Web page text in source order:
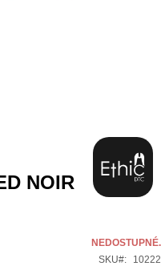
NOIR
NEDOSTUPNÉ.
SKU
10222